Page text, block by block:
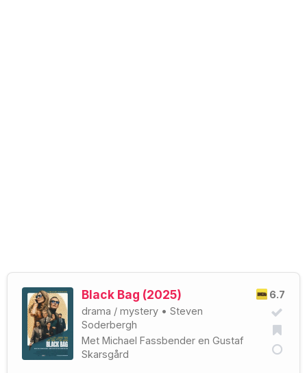
6.7
Black Bag (2025)
drama / mystery • Steven
Soderbergh
Met Michael Fassbender en Gustaf
Skarsgård